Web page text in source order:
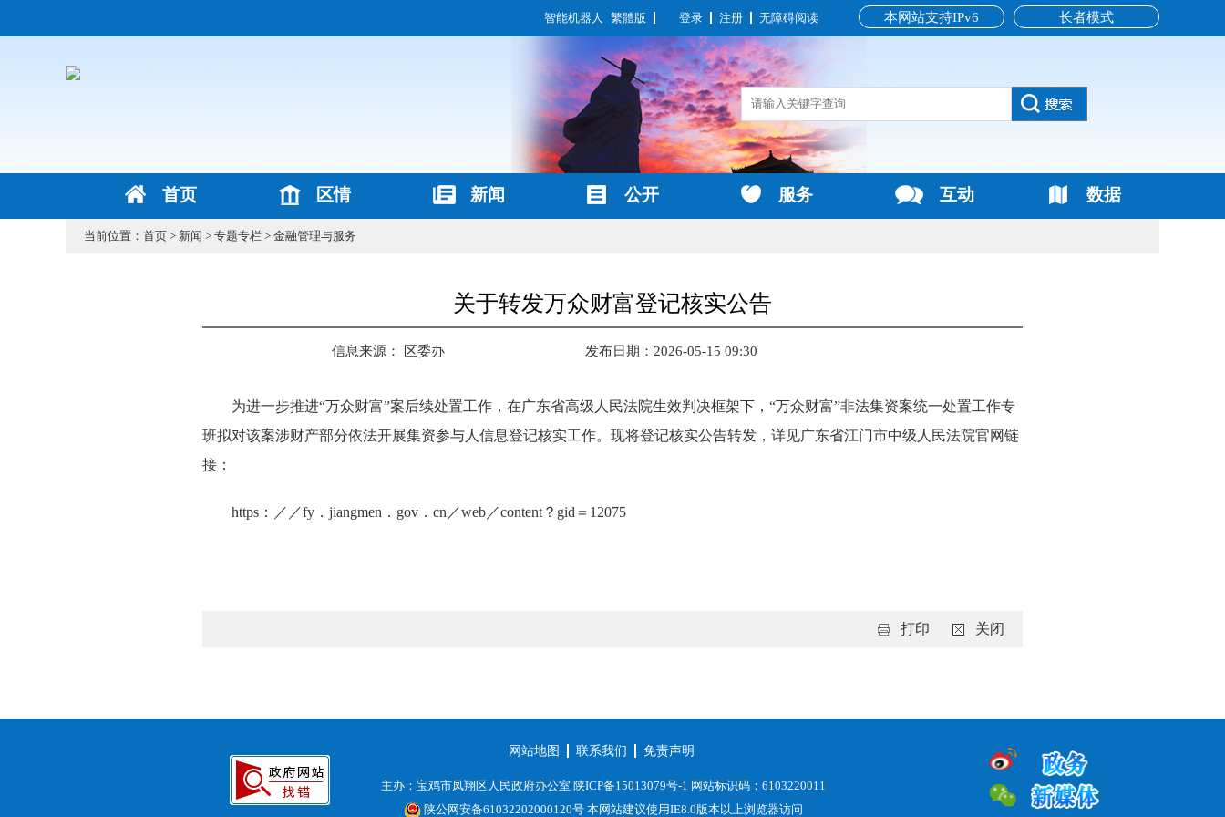
长者模式
本网站支持IPv6
智能机器人 繁體版 登录 注册 无障碍阅读
首页 区情 新闻 公开 服务 互动 数据
当前位置： 首页 > 新闻 > 专题专栏 > 金融管理与服务
关于转发万众财富登记核实公告
信息来源： 区委办 发布日期：2026-05-15 09:30
为进一步推进“万众财富”案后续处置工作，在广东省高级人民法院生效判决框架下，“万众财富”非法集资案统一处置工作专
班拟对该案涉财产部分依法开展集资参与人信息登记核实工作。现将登记核实公告转发，详见广东省江门市中级人民法院官网链
接：
https：／／fy．jiangmen．gov．cn／web／content？gid＝12075
打印 关闭
网站地图 联系我们 免责声明
主办：宝鸡市凤翔区人民政府办公室 陕ICP备15013079号-1 网站标识码：6103220011
陕公网安备61032202000120号 本网站建议使用IE8.0版本以上浏览器访问